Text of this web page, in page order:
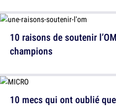
10 raisons de soutenir
champions
10 mecs qui ont oublié